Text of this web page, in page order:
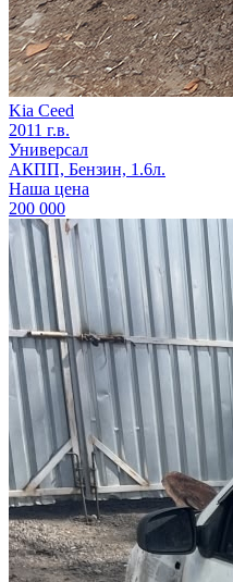
Kia Ceed
2011 г.в.
Универсал
АКПП, Бензин, 1.6л.
Наша цена
200 000